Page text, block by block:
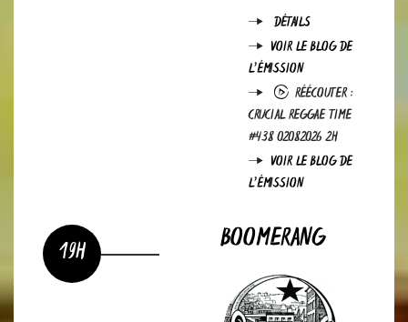
DÉTAILS
VOIR LE BLOG DE
L'ÉMISSION
RÉÉCOUTER :
CRUCIAL REGGAE TIME
#438 02082026 2H
VOIR LE BLOG DE
L'ÉMISSION
19H BOOMERANG